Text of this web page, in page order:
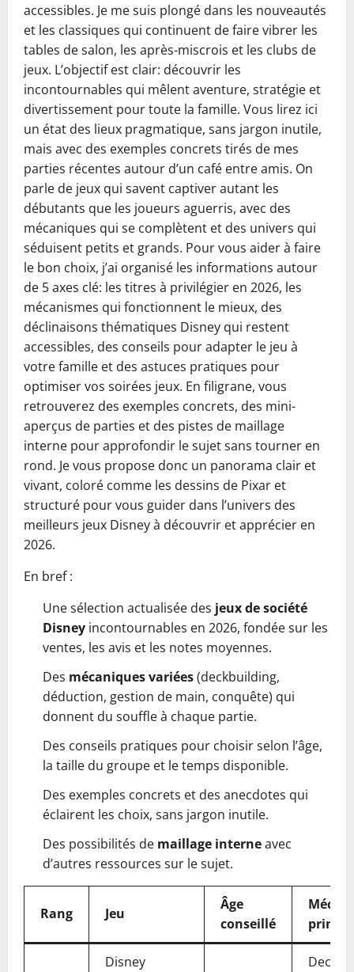
accessibles. Je me suis plongé dans les nouveautés
et les classiques qui continuent de faire vibrer les
tables de salon, les après-miscrois et les clubs de
jeux. L’objectif est clair: découvrir les
incontournables qui mêlent aventure, stratégie et
divertissement pour toute la famille. Vous lirez ici
un état des lieux pragmatique, sans jargon inutile,
mais avec des exemples concrets tirés de mes
parties récentes autour d’un café entre amis. On
parle de jeux qui savent captiver autant les
débutants que les joueurs aguerris, avec des
mécaniques qui se complètent et des univers qui
séduisent petits et grands. Pour vous aider à faire
le bon choix, j’ai organisé les informations autour
de 5 axes clé: les titres à privilégier en 2026, les
mécanismes qui fonctionnent le mieux, des
déclinaisons thématiques Disney qui restent
accessibles, des conseils pour adapter le jeu à
votre famille et des astuces pratiques pour
optimiser vos soirées jeux. En filigrane, vous
retrouverez des exemples concrets, des mini-
aperçus de parties et des pistes de maillage
interne pour approfondir le sujet sans tourner en
rond. Je vous propose donc un panorama clair et
vivant, coloré comme les dessins de Pixar et
structuré pour vous guider dans l’univers des
meilleurs jeux Disney à découvrir et apprécier en
2026.
En bref :
Une sélection actualisée des jeux de société
Disney incontournables en 2026, fondée sur les
ventes, les avis et les notes moyennes.
Des mécaniques variées(deckbuilding,
déduction, gestion de main, conquête) qui
donnent du souffle à chaque partie.
Des conseils pratiques pour choisir selon l’âge,
la taille du groupe et le temps disponible.
Des exemples concrets et des anecdotes qui
éclairent les choix, sans jargon inutile.
Des possibilités de maillage interneavec
d’autres ressources sur le sujet.
Rang Jeu
Âge
conseillé
Disney